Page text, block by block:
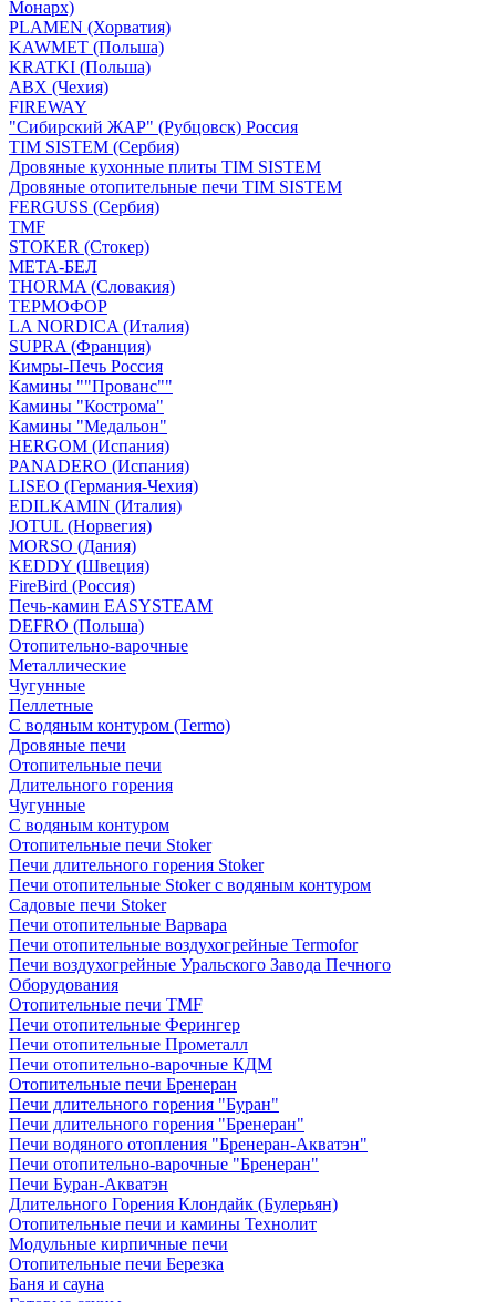
Монарх)
PLAMEN (Хорватия)
KAWMET (Польша)
KRATKI (Польша)
ABX (Чехия)
FIREWAY
"Сибирский ЖАР" (Рубцовск) Россия
TIM SISTEM (Сербия)
Дровяные кухонные плиты TIM SISTEM
Дровяные отопительные печи TIM SISTEM
FERGUSS (Сербия)
TMF
STOKER (Стокер)
МЕТА-БЕЛ
THORMA (Словакия)
ТЕРМОФОР
LA NORDICA (Италия)
SUPRA (Франция)
Кимры-Печь Россия
Камины ""Прованс""
Камины "Кострома"
Камины "Медальон"
HERGOM (Испания)
PANADERO (Испания)
LISEO (Германия-Чехия)
EDILKAMIN (Италия)
JOTUL (Норвегия)
MORSO (Дания)
KEDDY (Швеция)
FireBird (Россия)
Печь-камин EASYSTEAM
DEFRO (Польша)
Отопительно-варочные
Металлические
Чугунные
Пеллетные
С водяным контуром (Termo)
Дровяные печи
Отопительные печи
Длительного горения
Чугунные
C водяным контуром
Отопительные печи Stoker
Печи длительного горения Stoker
Печи отопительные Stoker с водяным контуром
Садовые печи Stoker
Печи отопительные Варвара
Печи отопительные воздухогрейные Termofor
Печи воздухогрейные Уральского Завода Печного
Оборудования
Отопительные печи TMF
Печи отопительные Ферингер
Печи отопительные Прометалл
Печи отопительно-варочные КДМ
Отопительные печи Бренеран
Печи длительного горения "Буран"
Печи длительного горения "Бренеран"
Печи водяного отопления "Бренеран-Акватэн"
Печи отопительно-варочные "Бренеран"
Печи Буран-Акватэн
Длительного Горения Клондайк (Булерьян)
Отопительные печи и камины Технолит
Модульные кирпичные печи
Отопительные печи Березка
Баня и сауна